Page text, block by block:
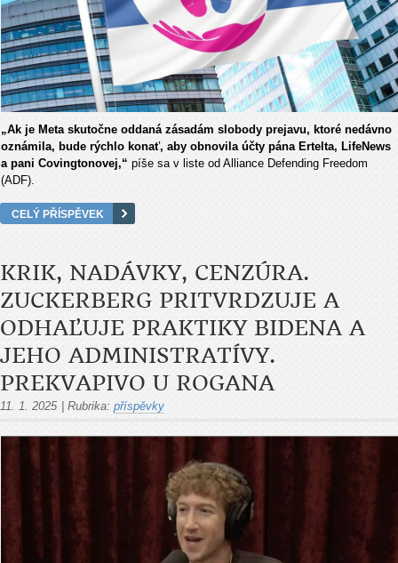
„Ak je Meta skutočne oddaná zásadám slobody prejavu, ktoré nedávno
oznámila, bude rýchlo konať, aby obnovila účty pána Ertelta, LifeNews
a pani Covingtonovej,“ píše sa v liste od Alliance Defending Freedom
(ADF).
CELÝ PŘÍSPĚVEK
KRIK, NADÁVKY, CENZÚRA.
ZUCKERBERG PRITVRDZUJE A
ODHAĽUJE PRAKTIKY BIDENA A
JEHO ADMINISTRATÍVY.
PREKVAPIVO U ROGANA
11. 1. 2025 Rubrika: příspěvky